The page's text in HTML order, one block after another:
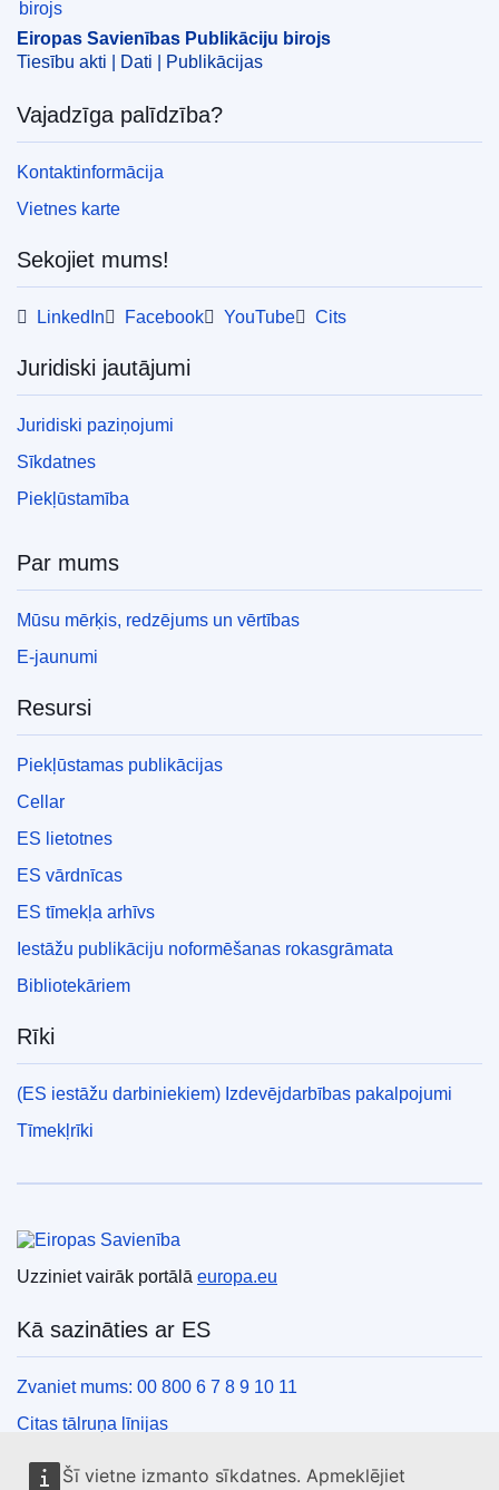
Šī vietne izmanto sīkdatnes. Apmeklējiet
Eiropas Savienības Publikāciju birojs
Tiesību akti | Dati | Publikācijas
Vajadzīga palīdzība?
Kontaktinformācija
Vietnes karte
Sekojiet mums!
LinkedIn Facebook YouTube Cits
Juridiski jautājumi
Juridiski paziņojumi
Sīkdatnes
Piekļūstamība
Par mums
Mūsu mērķis, redzējums un vērtības
E-jaunumi
Resursi
Piekļūstamas publikācijas
Cellar
ES lietotnes
ES vārdnīcas
ES tīmekļa arhīvs
Iestāžu publikāciju noformēšanas rokasgrāmata
Bibliotekāriem
Rīki
(ES iestāžu darbiniekiem) Izdevējdarbības pakalpojumi
Tīmekļrīki
Uzziniet vairāk portālā europa.eu
Kā sazināties ar ES
Zvaniet mums: 00 800 6 7 8 9 10 11
Citas tālruņa līnijas
Saziņas veidlapa